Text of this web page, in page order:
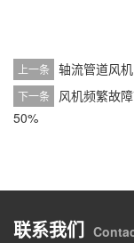
上一条 轴流管道风
下一条
风机频繁故
50%
联系我们